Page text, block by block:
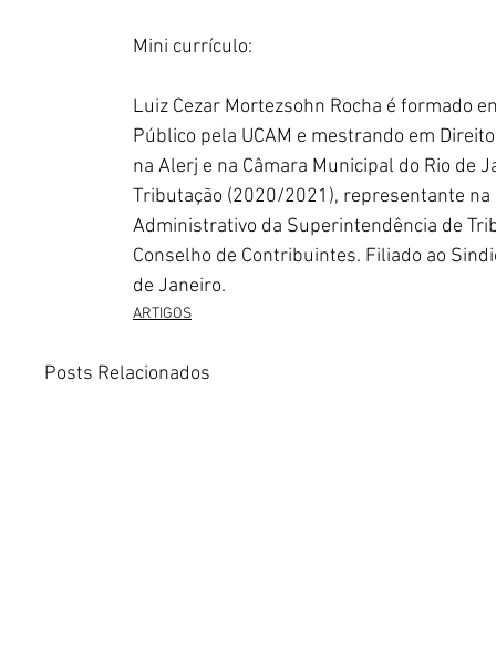
Mini currículo:
Luiz Cezar Mortezsohn Rocha é formado
Público pela UCAM e mestrando em
na Alerj e na Câmara Municipal do Rio de
Tributação (2020/2021), representante
Administrativo da Superintendência de
Conselho de Contribuintes. Filiado ao
de Janeiro.
ARTIGOS
Posts Relacionados